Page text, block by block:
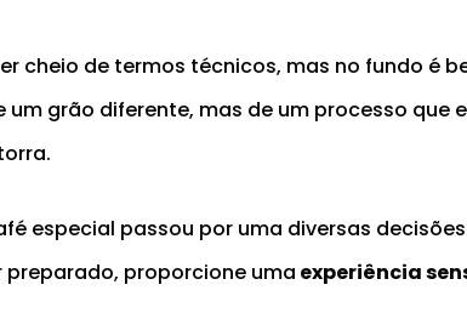
cheio de termos técnicos, mas no fundo é
grão diferente, mas de um processo que
especial passou por uma diversas
proporcione uma experiência